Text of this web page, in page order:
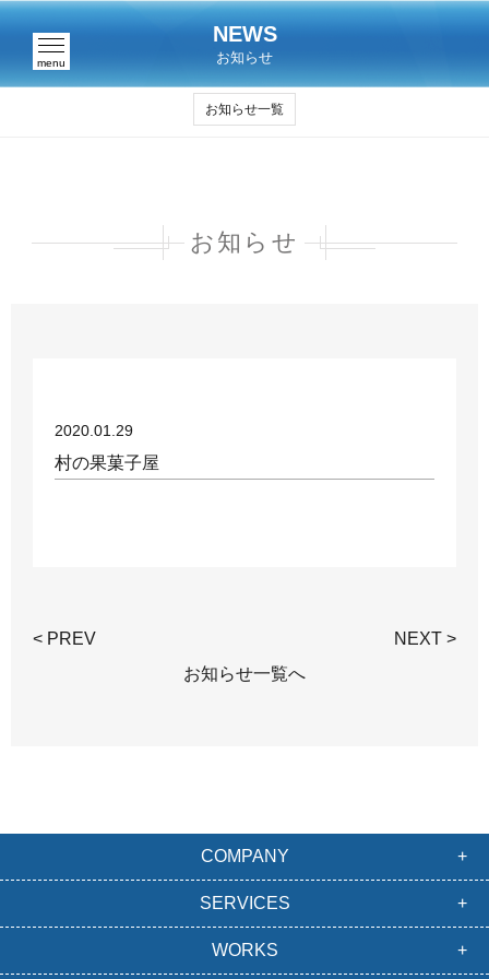
menu
NEWS
お知らせ
お知らせ一覧
お知らせ
2020.01.29
村の果菓子屋
< PREV
NEXT >
お知らせ一覧へ
COMPANY
SERVICES
WORKS